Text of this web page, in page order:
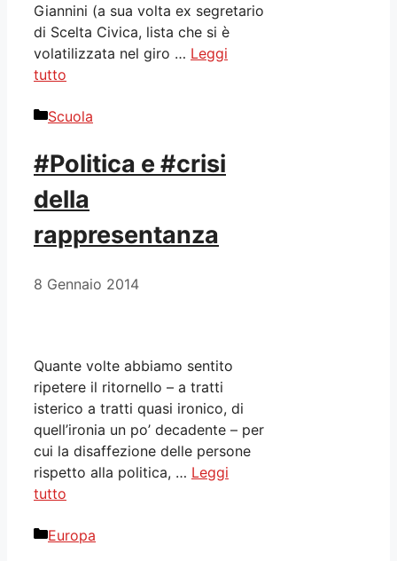
Giannini (a sua volta ex segretario
di Scelta Civica, lista che si è
volatilizzata nel giro … Leggi
tutto
Categorie
Scuola
#Politica e #crisi
della
rappresentanza
8 Gennaio 2014
Quante volte abbiamo sentito
ripetere il ritornello – a tratti
isterico a tratti quasi ironico, di
quell’ironia un po’ decadente – per
cui la disaffezione delle persone
rispetto alla politica, … Leggi
tutto
Categorie
Europa